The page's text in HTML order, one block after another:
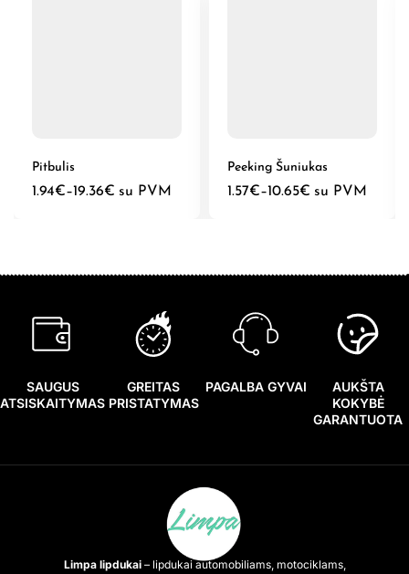
Pitbulis
1.94€–19.36€ su PVM
Peeking Šuniukas
1.57€–10.65€ su PVM
SAUGUS
ATSISKAITYMAS
GREITAS
PRISTATYMAS
PAGALBA GYVAI
AUKŠTA
KOKYBĖ
GARANTUOTA
Limpa lipdukai– lipdukai automobiliams, motociklams,